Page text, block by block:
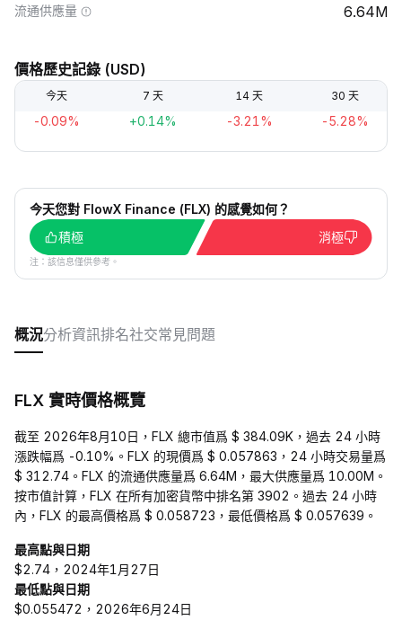
流通供應量 6.64M
價格歷史記錄 (USD)
今天 7 天 14 天 30 天
-0.09% +0.14% -3.21% -5.28%
今天您對 FlowX Finance (FLX) 的感覺如何？
積極
消極
注：該信息僅供參考。
概況分析資訊排名社交常見問題
FLX 實時價格概覽
截至 2026年8月10日，FLX 總市值爲 $ 384.09K，過去 24 小時
漲跌幅爲 -0.10%。FLX 的現價爲 $ 0.057863，24 小時交易量爲
$ 312.74。FLX 的流通供應量爲 6.64M，最大供應量爲 10.00M。
按市值計算，FLX 在所有加密貨幣中排名第 3902。過去 24 小時
內，FLX 的最高價格爲 $ 0.058723，最低價格爲 $ 0.057639。
最高點與日期
$2.74，2024年1月27日
最低點與日期
$0.055472，2026年6月24日